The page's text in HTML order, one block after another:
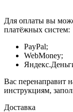
Для оплаты вы
платёжных систем:
PayPal;
WebMoney;
Вас перенаправит
инструкциям,
Доставка